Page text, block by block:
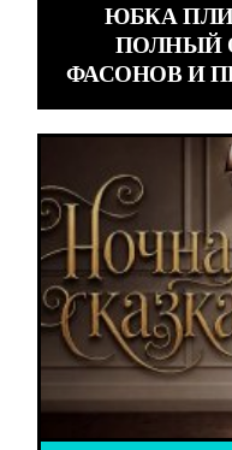
ЮБКА
ПОЛНЫЙ
ФАСОНОВ И